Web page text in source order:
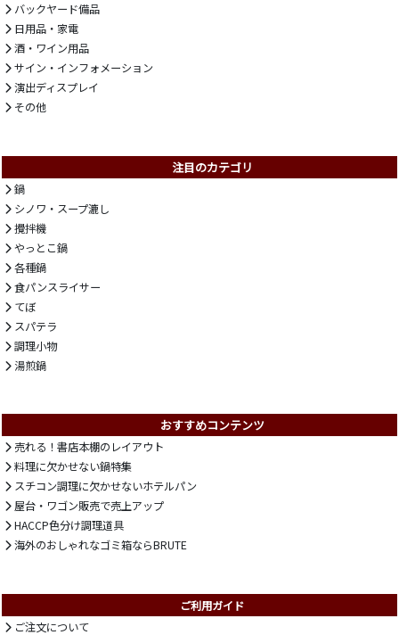
バックヤード備品
日用品・家電
酒・ワイン用品
サイン・インフォメーション
演出ディスプレイ
その他
注目のカテゴリ
鍋
シノワ・スープ漉し
攪拌機
やっとこ鍋
各種鍋
食パンスライサー
てぼ
スパテラ
調理小物
湯煎鍋
おすすめコンテンツ
売れる！書店本棚のレイアウト
料理に欠かせない鍋特集
スチコン調理に欠かせないホテルパン
屋台・ワゴン販売で売上アップ
HACCP色分け調理道具
海外のおしゃれなゴミ箱ならBRUTE
ご利用ガイド
ご注文について